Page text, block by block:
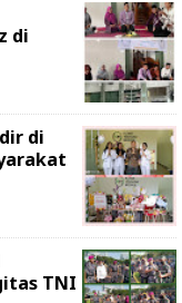
di
di
TNI